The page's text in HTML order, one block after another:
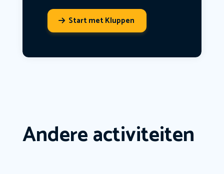
Start met Kluppen
Andere activiteiten